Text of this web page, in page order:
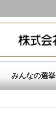
みんなの選挙